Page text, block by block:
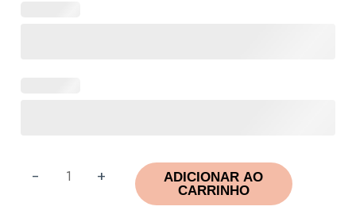
- +
ADICIONAR AO
CARRINHO